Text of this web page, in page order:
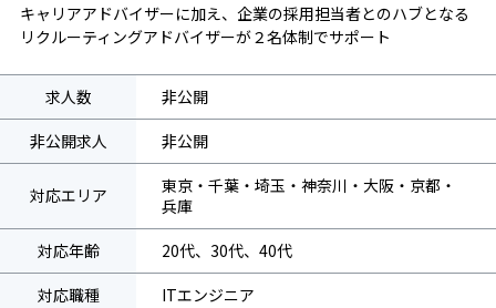
キャリアアドバイザーに加え、企業の採用担当者とのハブとなる
リクルーティングアドバイザーが２名体制でサポート
求人数
非公開
非公開求人
非公開
対応エリア
東京・千葉・埼玉・神奈川・大阪・京都・
兵庫
対応年齢
20代、30代、40代
対応職種
ITエンジニア